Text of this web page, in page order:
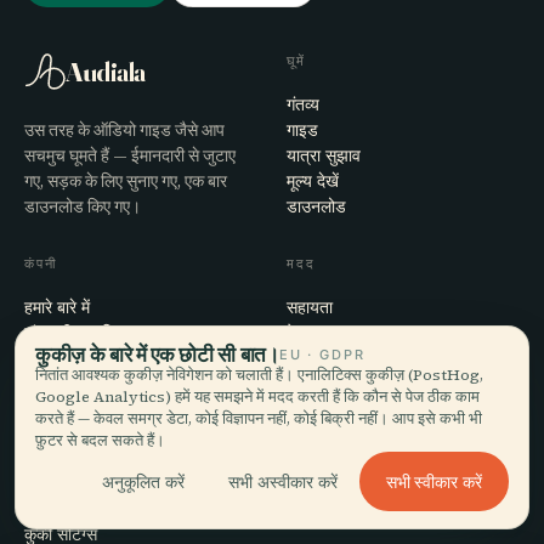
Audiala
उस तरह के ऑडियो गाइड जैसे आप
सचमुच घूमते हैं — ईमानदारी से जुटाए
गए, सड़क के लिए सुनाए गए, एक बार
डाउनलोड किए गए।
घूमें
गंतव्य
गाइड
यात्रा सुझाव
मूल्य देखें
डाउनलोड
कंपनी
हमारे बारे में
संपादकीय प्रक्रिया
मिशन
मदद
सहायता
ऐप समस्या-समाधान
संपर्क
हमारे साथ साझेदारी करें
कानूनी
कुकी सेटिंग्स
कुकीज़ के बारे में एक छोटी सी बात। EU · GDPR
नितांत आवश्यक कुकीज़ नेविगेशन को चलाती हैं। एनालिटिक्स कुकीज़ (PostHog,
Google Analytics) हमें यह समझने में मदद करती हैं कि कौन से पेज ठीक काम
करते हैं — केवल समग्र डेटा, कोई विज्ञापन नहीं, कोई बिक्री नहीं। आप इसे कभी भी
फ़ुटर से बदल सकते हैं।
अनुकूलित करें सभी अस्वीकार करें सभी स्वीकार करें